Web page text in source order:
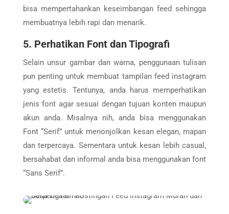
bisa mempertahankan keseimbangan feed sehingga
membuatnya lebih rapi dan menarik.
5. Perhatikan Font dan Tipografi
Selain unsur gambar dan warna, penggunaan tulisan
pun penting untuk membuat tampilan feed instagram
yang estetis. Tentunya, anda harus memperhatikan
jenis font agar sesuai dengan tujuan konten maupun
akun anda. Misalnya nih, anda bisa menggunakan
Font “Serif” untuk menonjolkan kesan elegan, mapan
dan terpercaya. Sementara untuk kesan lebih casual,
bersahabat dan informal anda bisa menggunakan font
“Sans Serif”.